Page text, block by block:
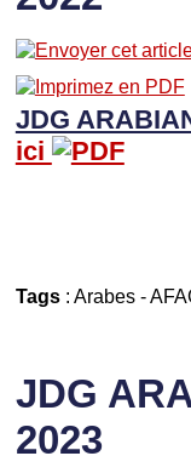
JDG
ici
Tags: Arabes-
JDG
2023